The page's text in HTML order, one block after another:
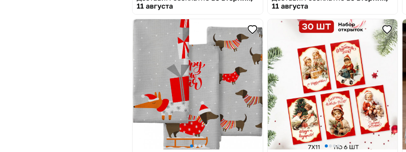
11 августа
11 августа